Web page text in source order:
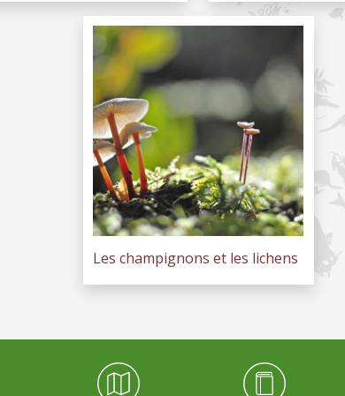
Les champignons et les lichens